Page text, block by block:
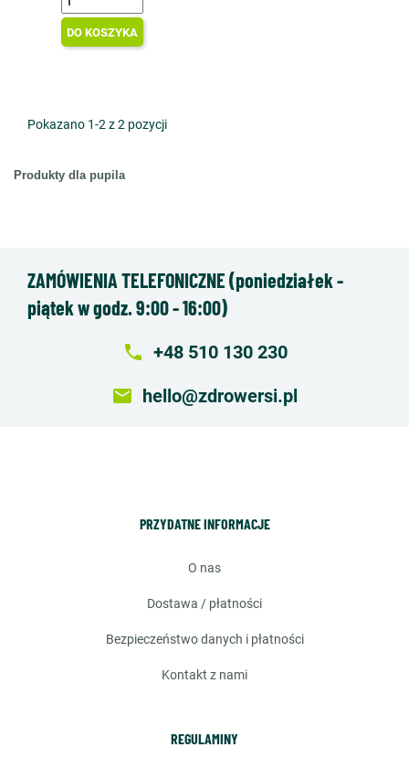
DO KOSZYKA
Pokazano 1-2 z 2 pozycji
Produkty dla pupila
ZAMÓWIENIA TELEFONICZNE (poniedziałek -
piątek w godz. 9:00 - 16:00)
local_phone +48 510 130 230
email hello@zdrowersi.pl
PRZYDATNE INFORMACJE
o nas
dostawa / płatności
bezpieczeństwo danych i płatności
kontakt z nami
REGULAMINY